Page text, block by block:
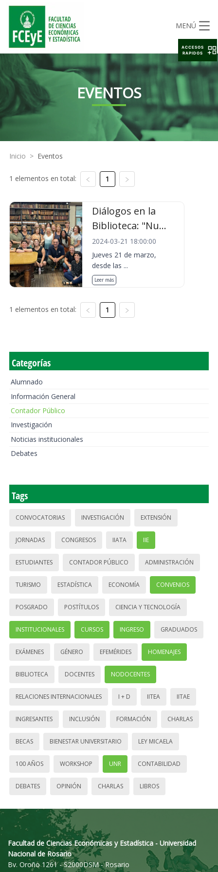
MENÚ
EVENTOS
Inicio > Eventos
1 elementos en total: 1
Diálogos en la
Biblioteca: "Nu...
2024-03-21 18:00:00
Jueves 21 de marzo,
desde las ...
Leer más
1 elementos en total: 1
Categorías
Alumnado
Información General
Contador Público
Investigación
Noticias institucionales
Debates
Tags
CONVOCATORIAS INVESTIGACIÓN EXTENSIÓN
JORNADAS CONGRESOS IIATA IIE
ESTUDIANTES CONTADOR PÚBLICO ADMINISTRACIÓN
TURISMO ESTADÍSTICA ECONOMÍA CONVENIOS
POSGRADO POSTÍTULOS CIENCIA Y TECNOLOGÍA
INSTITUCIONALES CURSOS INGRESO GRADUADOS
EXÁMENES GÉNERO EFEMÉRIDES HOMENAJES
BIBLIOTECA DOCENTES NODOCENTES
RELACIONES INTERNACIONALES I + D IITEA IITAE
INGRESANTES INCLUSIÓN FORMACIÓN CHARLAS
BECAS BIENESTAR UNIVERSITARIO LEY MICAELA
100 AÑOS WORKSHOP UNR CONTABILIDAD
DEBATES OPINIÓN CHARLAS LIBROS
Facultad de Ciencias Económicas y Estadística - Universidad
Nacional de Rosario
Bv. Oroño 1261 - S2000DSM - Rosario
ACCESOS
RAPIDOS